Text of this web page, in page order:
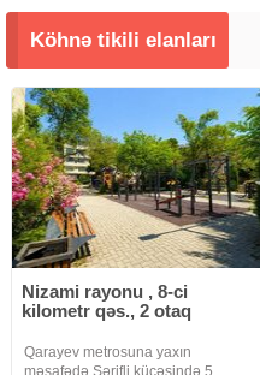
Köhnə tikili elanları
Nizami rayonu , 8-ci
kilometr qəs., 2 otaq
Qarayev metrosuna yaxın
məsafədə Şərifli küçəsində 5